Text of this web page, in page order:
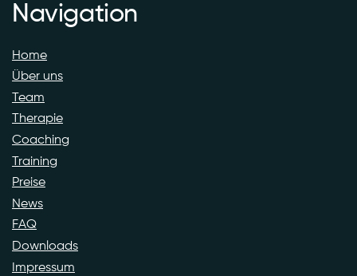
Navigation
Home
Über uns
Team
Therapie
Coaching
Training
Preise
News
FAQ
Downloads
Impressum